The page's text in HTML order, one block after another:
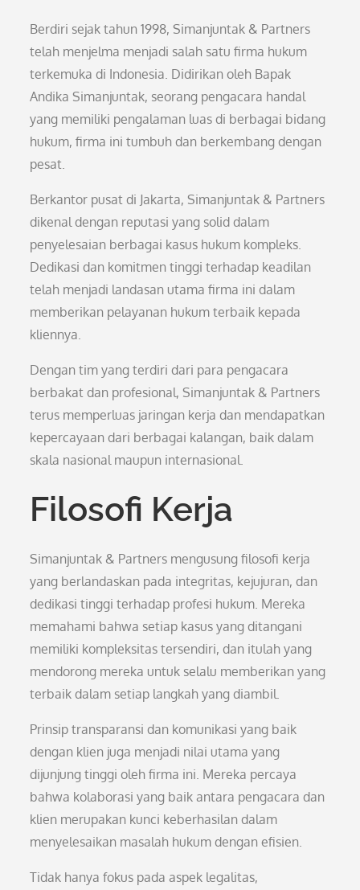
Berdiri sejak tahun 1998, Simanjuntak & Partners
telah menjelma menjadi salah satu firma hukum
terkemuka di Indonesia. Didirikan oleh Bapak
Andika Simanjuntak, seorang pengacara handal
yang memiliki pengalaman luas di berbagai bidang
hukum, firma ini tumbuh dan berkembang dengan
pesat.
Berkantor pusat di Jakarta, Simanjuntak & Partners
dikenal dengan reputasi yang solid dalam
penyelesaian berbagai kasus hukum kompleks.
Dedikasi dan komitmen tinggi terhadap keadilan
telah menjadi landasan utama firma ini dalam
memberikan pelayanan hukum terbaik kepada
kliennya.
Dengan tim yang terdiri dari para pengacara
berbakat dan profesional, Simanjuntak & Partners
terus memperluas jaringan kerja dan mendapatkan
kepercayaan dari berbagai kalangan, baik dalam
skala nasional maupun internasional.
Filosofi Kerja
Simanjuntak & Partners mengusung filosofi kerja
yang berlandaskan pada integritas, kejujuran, dan
dedikasi tinggi terhadap profesi hukum. Mereka
memahami bahwa setiap kasus yang ditangani
memiliki kompleksitas tersendiri, dan itulah yang
mendorong mereka untuk selalu memberikan yang
terbaik dalam setiap langkah yang diambil.
Prinsip transparansi dan komunikasi yang baik
dengan klien juga menjadi nilai utama yang
dijunjung tinggi oleh firma ini. Mereka percaya
bahwa kolaborasi yang baik antara pengacara dan
klien merupakan kunci keberhasilan dalam
menyelesaikan masalah hukum dengan efisien.
Tidak hanya fokus pada aspek legalitas,